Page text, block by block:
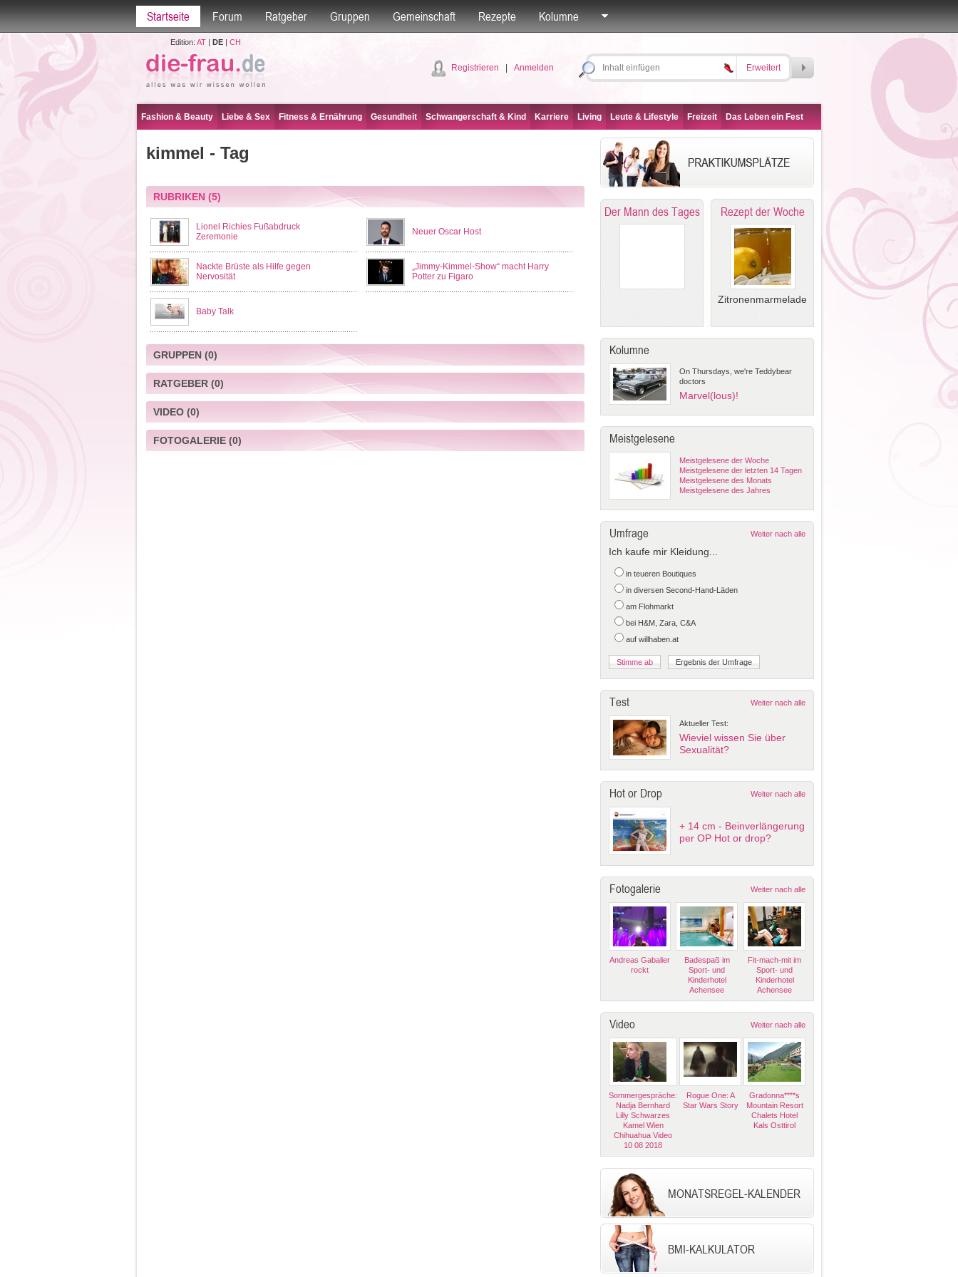
Startseite Forum Ratgeber Gruppen Gemeinschaft Rezepte Kolumne
Edition: AT| DE| CH
Registrieren Anmelden Erweitert
Fashion & Beauty Liebe & Sex Fitness & Ernährung Gesundheit Schwangerschaft & Kind Karriere Living Leute & Lifestyle Freizeit Das Leben ein Fest
kimmel - Tag
RUBRIKEN(5)
Lionel Richies Fußabdruck
Zeremonie
Neuer Oscar Host
Nackte Brüste als Hilfe gegen
Nervosität
„Jimmy-Kimmel-Show“ macht Harry
Potter zu Figaro
Baby Talk
GRUPPEN(0)
RATGEBER(0)
VIDEO(0)
FOTOGALERIE(0)
Der Mann des Tages Rezept der Woche
Zitronenmarmelade
Kolumne
On Thursdays, we're Teddybear
doctors
Marvel(lous)!
Meistgelesene
Meistgelesene der Woche
Meistgelesene der letzten 14 Tagen
Meistgelesene des Monats
Meistgelesene des Jahres
Umfrage Weiter nach alle
Ich kaufe mir Kleidung...
in teueren Boutiques
in diversen Second-Hand-Läden
am Flohmarkt
bei H&M, Zara, C&A
auf willhaben.at
Test Weiter nach alle
Aktueller Test:
Wieviel wissen Sie über
Sexualität?
Hot or Drop Weiter nach alle
+ 14 cm - Beinverlängerung
per OP Hot or drop?
Fotogalerie Weiter nach alle
Andreas Gabalier
rockt
Badespaß im
Sport- und
Kinderhotel
Achensee
Fit-mach-mit im
Sport- und
Kinderhotel
Achensee
Video Weiter nach alle
Sommergespräche:
Nadja Bernhard
Lilly Schwarzes
Kamel Wien
Chihuahua Video
10 08 2018
Rogue One: A
Star Wars Story
Gradonna****s
Mountain Resort
Chalets Hotel
Kals Osttirol
MONATSREGEL-KALENDER
BMI-KALKULATOR